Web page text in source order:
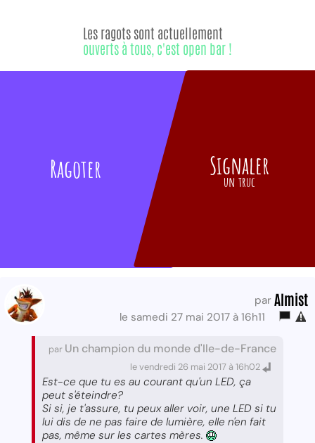
Ragoter
Les ragots sont actuellement
ouverts à tous, c'est open bar !
Signaler
un truc
par Almist
le samedi 27 mai 2017 à 16h11
par Un champion du monde d'Ile-de-France
le vendredi 26 mai 2017 à 16h02
Est-ce que tu es au courant qu'un LED, ça
peut s'éteindre?
Si si, je t'assure, tu peux aller voir, une LED si tu
lui dis de ne pas faire de lumière, elle n'en fait
pas, même sur les cartes mères.